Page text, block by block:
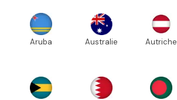
Aruba Australie Autriche